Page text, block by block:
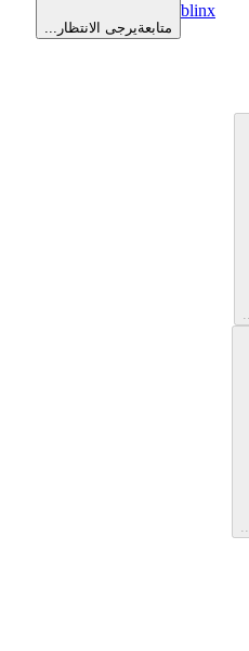
blinx
متابعةيرجى الانتظار...